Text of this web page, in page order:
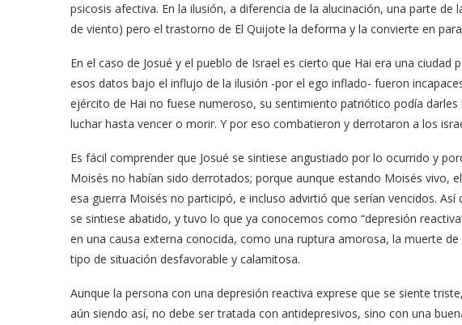
psicosis afectiva. En la ilusión, a diferencia de la alucinación, una parte
de viento) pero el trastorno de El Quijote la deforma y la convierte en
En el caso de Josué y el pueblo de Israel es cierto que Hai era una
esos datos bajo el influjo de la ilusión -por el ego inflado- fueron
ejército de Hai no fuese numeroso, su sentimiento patriótico podía
luchar hasta vencer o morir. Y por eso combatieron y derrotaron a los
Es fácil comprender que Josué se sintiese angustiado por lo ocurrido y
Moisés no habían sido derrotados; porque aunque estando Moisés vivo,
esa guerra Moisés no participó, e incluso advirtió que serían vencidos.
se sintiese abatido, y tuvo lo que ya conocemos como “depresión
en una causa externa conocida, como una ruptura amorosa, la muerte
tipo de situación desfavorable y calamitosa.
Aunque la persona con una depresión reactiva exprese que se siente
aún siendo así, no debe ser tratada con antidepresivos, sino con una